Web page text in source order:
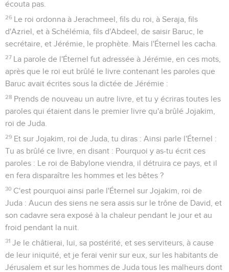
écouta pas.
26 Le roi ordonna à Jerachmeel, fils du roi, à Seraja, fils
d'Azriel, et à Schélémia, fils d'Abdeel, de saisir Baruc, le
secrétaire, et Jérémie, le prophète. Mais l'Éternel les cacha.
27 La parole de l'Éternel fut adressée à Jérémie, en ces mots,
après que le roi eut brûlé le livre contenant les paroles que
Baruc avait écrites sous la dictée de Jérémie :
28 Prends de nouveau un autre livre, et tu y écriras toutes les
paroles qui étaient dans le premier livre qu'a brûlé Jojakim,
roi de Juda.
29 Et sur Jojakim, roi de Juda, tu diras : Ainsi parle l'Éternel :
Tu as brûlé ce livre, en disant : Pourquoi y as-tu écrit ces
paroles : Le roi de Babylone viendra, il détruira ce pays, et il
en fera disparaître les hommes et les bêtes ?
30 C'est pourquoi ainsi parle l'Éternel sur Jojakim, roi de
Juda : Aucun des siens ne sera assis sur le trône de David, et
son cadavre sera exposé à la chaleur pendant le jour et au
froid pendant la nuit.
31 Je le châtierai, lui, sa postérité, et ses serviteurs, à cause
de leur iniquité, et je ferai venir sur eux, sur les habitants de
Jérusalem et sur les hommes de Juda tous les malheurs dont